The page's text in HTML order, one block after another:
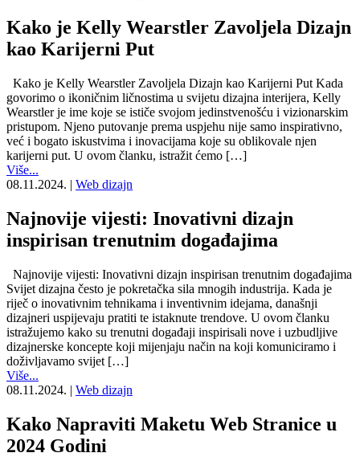
Kako je Kelly Wearstler Zavoljela Dizajn
kao Karijerni Put
Kako je Kelly Wearstler Zavoljela Dizajn kao Karijerni Put Kada
govorimo o ikoničnim ličnostima u svijetu dizajna interijera, Kelly
Wearstler je ime koje se ističe svojom jedinstvenošću i vizionarskim
pristupom. Njeno putovanje prema uspjehu nije samo inspirativno,
već i bogato iskustvima i inovacijama koje su oblikovale njen
karijerni put. U ovom članku, istražit ćemo […]
Više...
08.11.2024. | Web dizajn
Najnovije vijesti: Inovativni dizajn
inspirisan trenutnim događajima
Najnovije vijesti: Inovativni dizajn inspirisan trenutnim događajima
Svijet dizajna često je pokretačka sila mnogih industrija. Kada je
riječ o inovativnim tehnikama i inventivnim idejama, današnji
dizajneri uspijevaju pratiti te istaknute trendove. U ovom članku
istražujemo kako su trenutni događaji inspirisali nove i uzbudljive
dizajnerske koncepte koji mijenjaju način na koji komuniciramo i
doživljavamo svijet […]
Više...
08.11.2024. | Web dizajn
Kako Napraviti Maketu Web Stranice u
2024 Godini